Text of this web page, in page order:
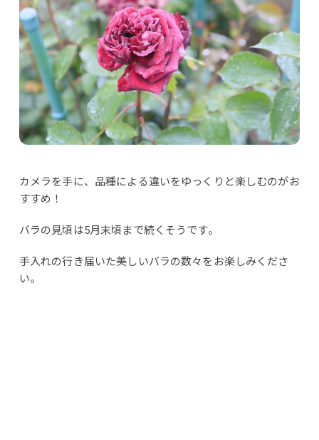
カメラを手に、品種による違いをゆっくりと楽しむのがお
すすめ！
バラの見頃は5月末頃まで続くそうです。
手入れの行き届いた美しいバラの数々をお楽しみくださ
い。